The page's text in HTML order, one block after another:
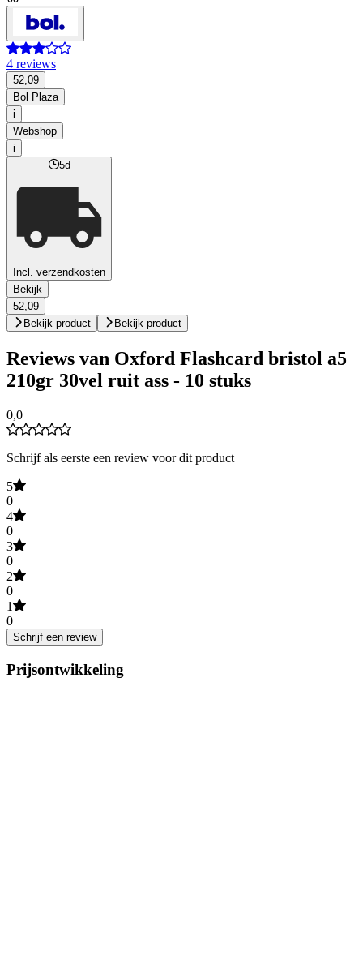
4 reviews
52,09
Bol Plaza
i
Webshop
i
5d
Incl. verzendkosten
Bekijk
52,09
Bekijk product
Bekijk product
Reviews van Oxford Flashcard bristol a5
210gr 30vel ruit ass - 10 stuks
0,0
Schrijf als eerste een review voor dit product
5
0
4
0
3
0
2
0
1
0
Schrijf een review
Prijsontwikkeling